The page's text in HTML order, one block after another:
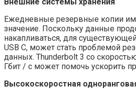
Ежедневные резервные копии
значение. Поскольку данные
накапливаться, для
USB C, может стать проблемой
данных. Thunderbolt 3 со
Гбит / с может помочь ускорить
Высокоскоростная